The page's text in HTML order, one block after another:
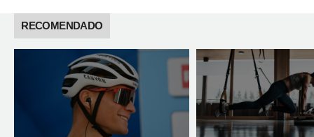
RECOMENDADO